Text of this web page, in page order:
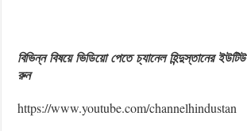
বিভিন্ন বিষয়ে ভিডিয়ো পেতে চ্যানেল হিন্দুস্তানের
রুন
https://www.youtube.com/channelhindustan